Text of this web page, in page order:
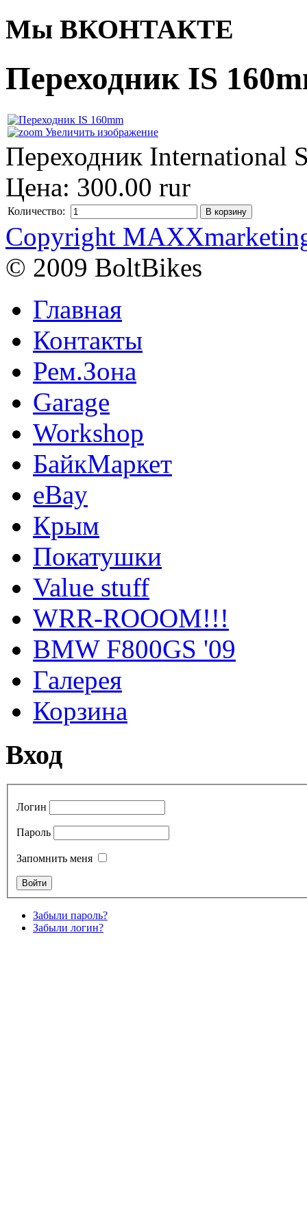
Мы ВКОНТАКТЕ
Переходник IS
Увеличить изображение
Переходник International
Цена: 300.00 rur
Количество:
Copyright
© 2009 BoltBikes
Главная
Контакты
Рем.Зона
Garage
Workshop
БайкМаркет
eBay
Крым
Покатушки
Value stuff
WRR-ROOOM!!!
BMW F800GS '09
Галерея
Корзина
Вход
Логин
Пароль
Запомнить меня
Забыли пароль?
Забыли логин?